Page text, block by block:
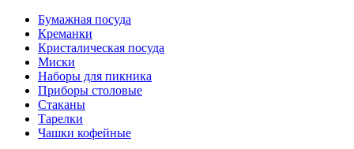
Бумажная посуда
Креманки
Кристалическая посуда
Миски
Наборы для пикника
Приборы столовые
Стаканы
Тарелки
Чашки кофейные